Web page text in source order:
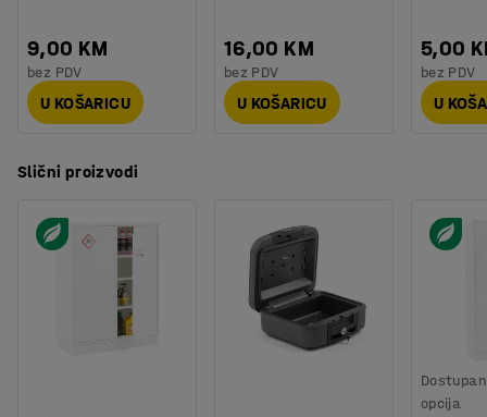
9,00 KM
bez PDV
U KOŠARICU
16,00 KM
bez PDV
U KOŠARICU
5,00
bez PDV
U
Slični proizvodi
opcija